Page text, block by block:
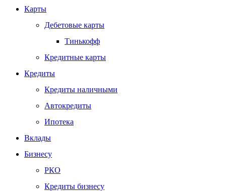
Карты
Дебетовые карты
Тинькофф
Кредитные карты
Кредиты
Кредиты наличными
Автокредиты
Ипотека
Вклады
Бизнесу
РКО
Кредиты бизнесу